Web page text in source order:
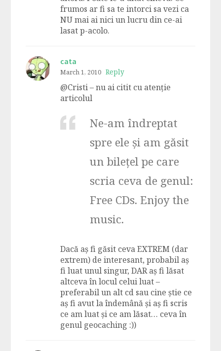
frumos ar fi sa te intorci sa vezi ca
NU mai ai nici un lucru din ce-ai
lasat p-acolo.
cata
March 1, 2010 Reply
@Cristi – nu ai citit cu atenție
articolul
Ne-am îndreptat
spre ele și am găsit
un bilețel pe care
scria ceva de genul:
Free CDs. Enjoy the
music.
Dacă aș fi găsit ceva EXTREM (dar
extrem) de interesant, probabil aș
fi luat unul singur, DAR aș fi lăsat
altceva în locul celui luat –
preferabil un alt cd sau cine știe ce
aș fi avut la îndemână și aș fi scris
ce am luat și ce am lăsat… ceva în
genul geocaching :))